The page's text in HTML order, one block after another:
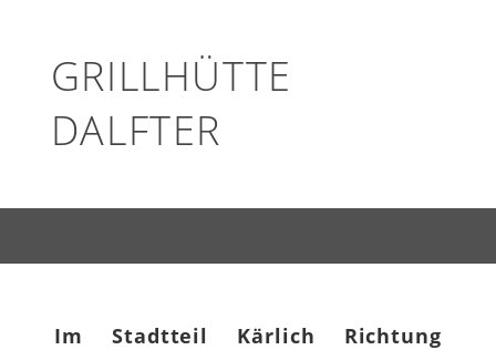
GRILLHÜTTE
DALFTER
Im Stadtteil Kärlich Richtung